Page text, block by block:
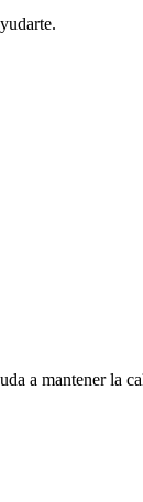
a mantener la